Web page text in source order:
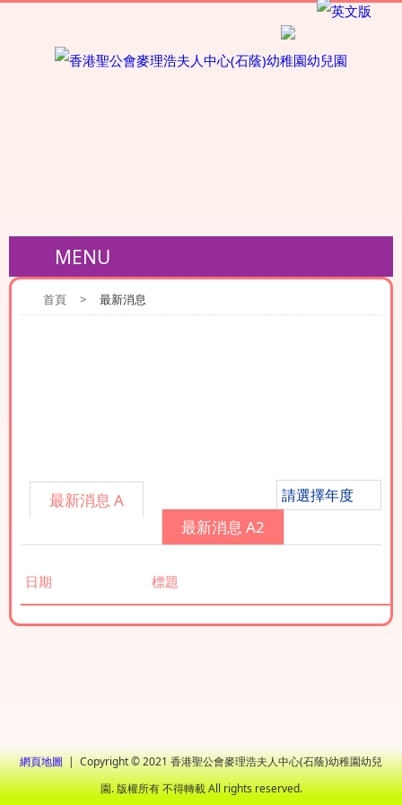
MENU
首頁 > 最新消息
請選擇年度
最新消息 A
最新消息 A2
日期 標題
網頁地圖| Copyright © 2021 香港聖公會麥理浩夫人中心(石蔭)幼稚園幼兒
園. 版權所有 不得轉載 All rights reserved.